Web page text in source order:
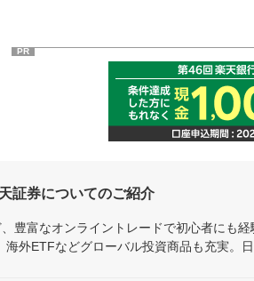
PR
証券についてのご紹介
豊富なオンライントレードで初心者にも
海外ETFなどグローバル投資商品も充実。